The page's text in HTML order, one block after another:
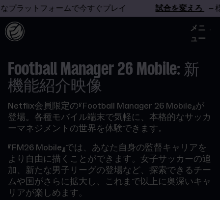
ットフォームで今すぐプレイ 試合を変えろ – 様々
メニ
ュー
Football Manager 26 Mobile: 新
機能紹介映像
Netflix会員限定の『Football Manager 26 Mobile』が
登場。各種モバイル端末で気軽に、本格的なサッカ
ーマネジメントの世界を体験できます。
『FM26 Mobile』では、あなた自身の監督キャリアを
より自由に描くことができます。女子サッカーの追
加、新たな男子リーグの登場など、探索できるチー
ムや国がさらに拡大し、これまで以上に奥深いキャ
リアが楽しめます。